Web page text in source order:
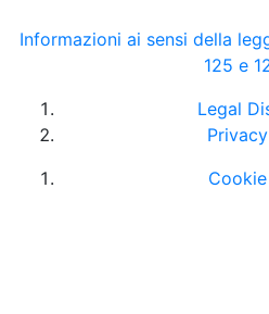
Informazioni ai sensi della
125 e
Legal